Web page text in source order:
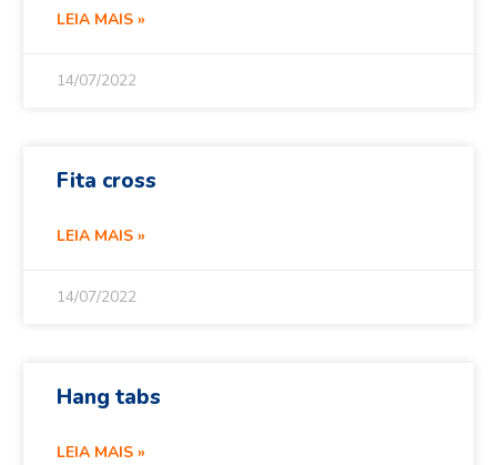
LEIA MAIS »
14/07/2022
Fita cross
LEIA MAIS »
14/07/2022
Hang tabs
LEIA MAIS »